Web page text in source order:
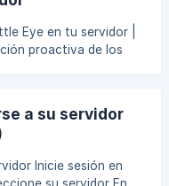
Eye en tu servidor |
proactiva de los
esté protegida de las
de la manera más
panel.skynode.pro/
Startup en la parte
st
a su servidor
Inicie sesión en